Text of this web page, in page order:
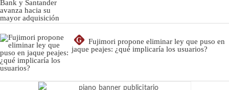
G
Fujimori propone eliminar ley que puso en
jaque peajes: ¿qué implicaría los usuarios?